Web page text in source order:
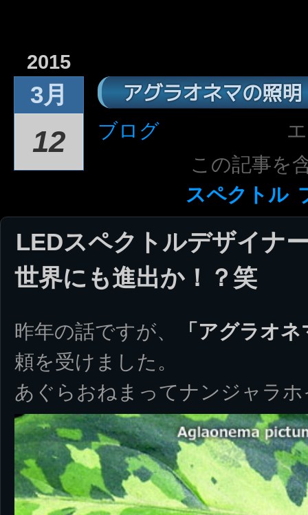
2015
3月
12
アグラオネマの照明
ブログ
この記事を
スペクトル
LEDスペクトルデザイナ
世界にも進出か！？笑
昨年の話ですが、
「アグラオ
頼を受けました。
あぐらおねまってナンジャラホ